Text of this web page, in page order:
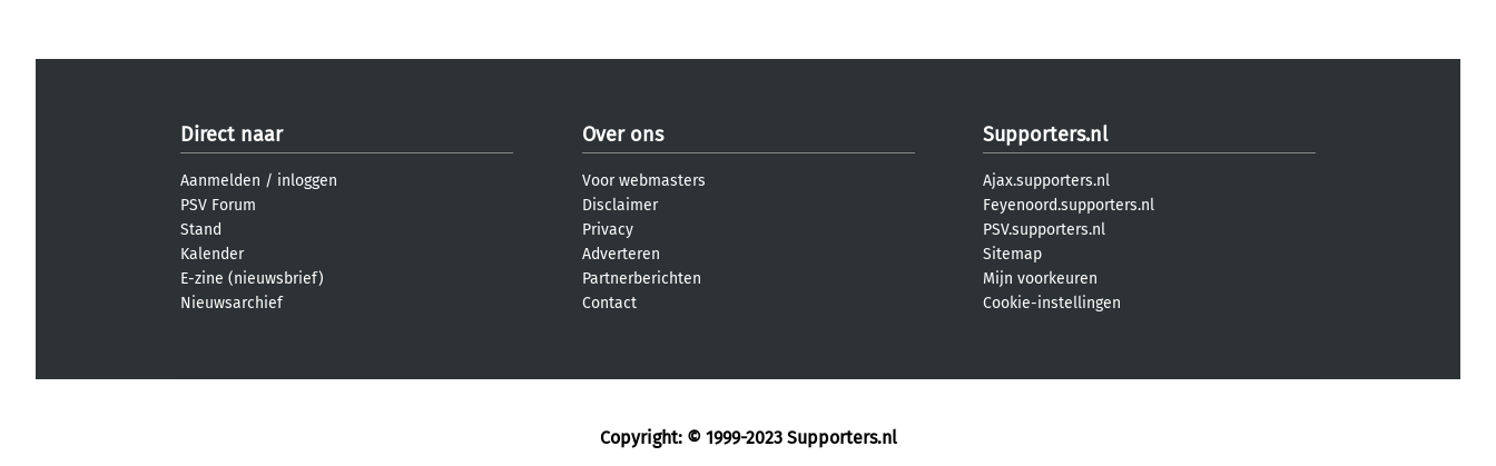
Direct naar
Aanmelden / inloggen
PSV Forum
Stand
Kalender
E-zine (nieuwsbrief)
Nieuwsarchief
Over ons
Voor webmasters
Disclaimer
Privacy
Adverteren
Partnerberichten
Contact
Supporters.nl
Ajax.supporters.nl
Feyenoord.supporters.nl
PSV.supporters.nl
Sitemap
Mijn voorkeuren
Cookie-instellingen
Copyright: © 1999-2023 Supporters.nl